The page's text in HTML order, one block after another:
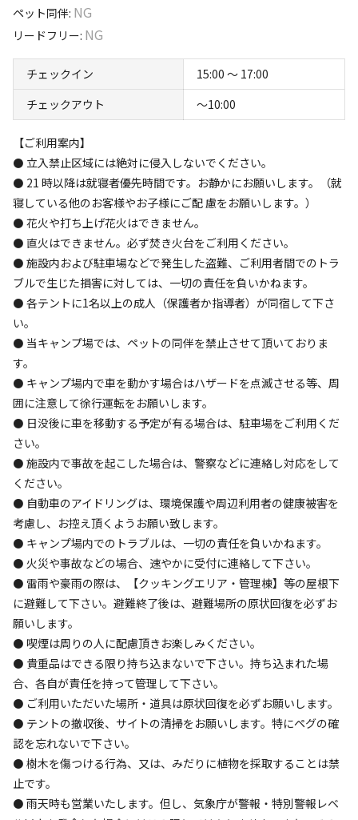
ペット同伴: NG
リードフリー: NG
チェックイン
15:00 〜 17:00
チェックアウト
〜10:00
【ご利用案内】
⚫ 立入禁止区域には絶対に侵入しないでください。
⚫ 21 時以降は就寝者優先時間です。お静かにお願いします。（就
寝している他のお客様やお子様にご配 慮をお願いします。）
⚫ 花火や打ち上げ花火はできません。
⚫ 直火はできません。必ず焚き火台をご利用ください。
⚫ 施設内および駐車場などで発生した盗難、ご利用者間でのトラ
ブルで生じた損害に対しては、一切の責任を負いかねます。
⚫ 各テントに1名以上の成人（保護者か指導者）が同宿して下さ
い。
⚫ 当キャンプ場では、ペットの同伴を禁止させて頂いておりま
す。
⚫ キャンプ場内で車を動かす場合はハザードを点滅させる等、周
囲に注意して徐行運転をお願いします。
⚫ 日没後に車を移動する予定が有る場合は、駐車場をご利用くだ
さい。
⚫ 施設内で事故を起こした場合は、警察などに連絡し対応をして
ください。
⚫ 自動車のアイドリングは、環境保護や周辺利用者の健康被害を
考慮し、お控え頂くようお願い致します。
⚫ キャンプ場内でのトラブルは、一切の責任を負いかねます。
⚫ 火災や事故などの場合、速やかに受付に連絡して下さい。
⚫ 雷雨や豪雨の際は、【クッキングエリア・管理棟】等の屋根下
に避難して下さい。避難終了後は、避難場所の原状回復を必ずお
願いします。
⚫ 喫煙は周りの人に配慮頂きお楽しみください。
⚫ 貴重品はできる限り持ち込まないで下さい。持ち込まれた場
合、各自が責任を持って管理して下さい。
⚫ ご利用いただいた場所・道具は原状回復を必ずお願いします。
⚫ テントの撤収後、サイトの清掃をお願いします。特にペグの確
認を忘れないで下さい。
⚫ 樹木を傷つける行為、又は、みだりに植物を採取することは禁
止です。
⚫ 雨天時も営業いたします。但し、気象庁が警報・特別警報レベ
アクセス
4.4
クチコミ（8件）を見る
キャンペーン
キャンプ場からのお知らせ
2026.8.5更新
7月28日に発生した地震について
地震によるキャンプ場施設の被害はなく、通常どおりご宿泊
いただけます。
ただ夜間断水【午後9時～翌日午前11時】のため、日中しか
水道が使えません。
詳しい状況の確認は　09015180657　までご連絡ください。
また、現在も余震が続いておりますので、ご来場の際は十分
空き状況検索
利用タイプ
宿泊 日帰り
チェックイン チェックアウト